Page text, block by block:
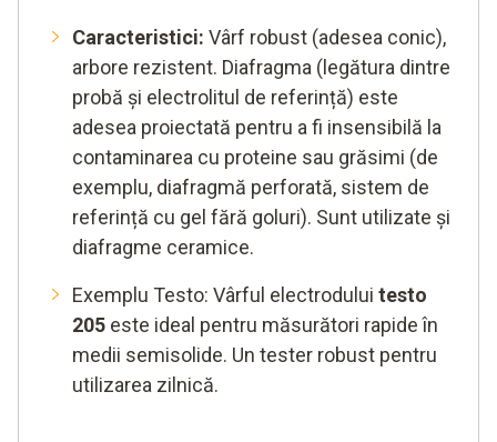
Caracteristici: Vârf robust (adesea conic),
arbore rezistent. Diafragma (legătura dintre
probă și electrolitul de referință) este
adesea proiectată pentru a fi insensibilă la
contaminarea cu proteine sau grăsimi (de
exemplu, diafragmă perforată, sistem de
referință cu gel fără goluri). Sunt utilizate și
diafragme ceramice.
Exemplu Testo: Vârful electrodului testo
205 este ideal pentru măsurători rapide în
medii semisolide. Un tester robust pentru
utilizarea zilnică.